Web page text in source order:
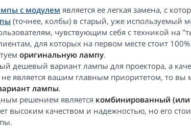
с модулем является ее легкая замена, с
(точнее, колбы) в старый, уже используемый
чувствующим себя с техникой на
для которых на первом месте стоит
оригинальную лампу.
дешевый вариант лампы для проектора, а
является вашим главным приоритетом, то вы
лампы.
решением является комбинированный
высоким качеством и надежностью, но его